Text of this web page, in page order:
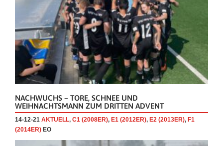
NACHWUCHS – TORE, SCHNEE UND
WEIHNACHTSMANN ZUM DRITTEN ADVENT
14-12-21 AKTUELL, C1 (2008ER), E1 (2012ER), E2 (2013ER), F1
(2014ER) EO